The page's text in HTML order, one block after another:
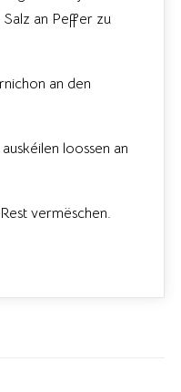
an Peffer zu
an den
loossen an
vermëschen.